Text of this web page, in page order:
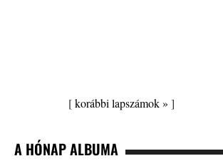
[korábbi lapszámok » ]
A HÓNAP ALBUMA